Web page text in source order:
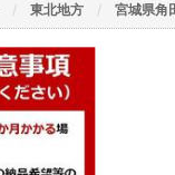
東北地方 宮城県角